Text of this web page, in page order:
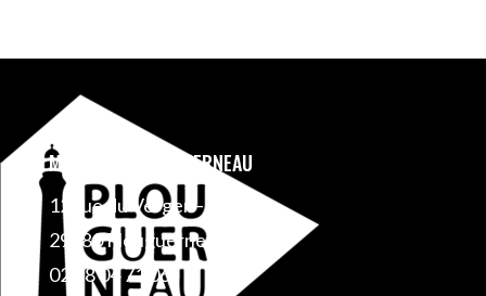
MAIRIE DE PLOUGUERNEAU
12 rue du Verger – BP 1
29880 Plouguerneau
02 98 04 71 06